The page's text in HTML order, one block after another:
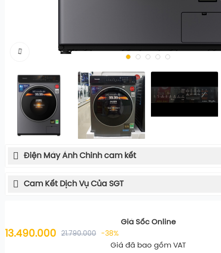
Điện Máy Ánh Chinh cam kết
Cam Kết Dịch Vụ Của SGT
Giá Sốc Online
13.490.000 21.790.000 -38%
Giá đã bao gồm VAT